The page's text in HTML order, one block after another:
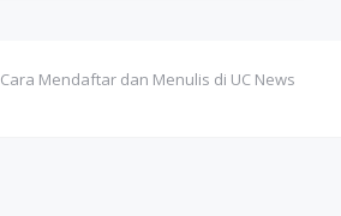
Cara Mendaftar dan Menulis di UC News